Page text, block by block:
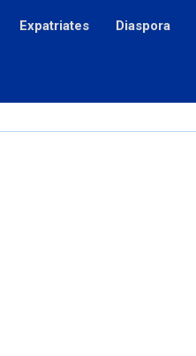
Diaspora
Expatriates